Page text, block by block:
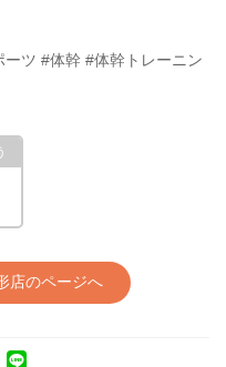
ツ #体幹 #体幹トレーニン
店のページへ